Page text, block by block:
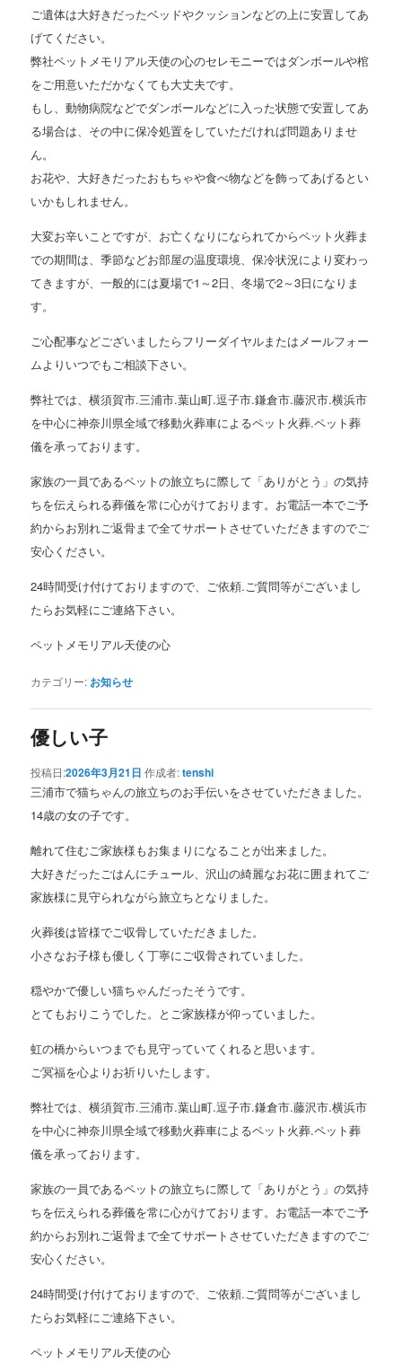
ご遺体は大好きだったベッドやクッションなどの上に安置してあ
げてください。
弊社ペットメモリアル天使の心のセレモニーではダンボールや棺
をご用意いただかなくても大丈夫です。
もし、動物病院などでダンボールなどに入った状態で安置してあ
る場合は、その中に保冷処置をしていただければ問題ありませ
ん。
お花や、大好きだったおもちゃや食べ物などを飾ってあげるとい
いかもしれません。
大変お辛いことですが、お亡くなりになられてからペット火葬ま
での期間は、季節などお部屋の温度環境、保冷状況により変わっ
てきますが、一般的には夏場で1～2日、冬場で2～3日になりま
す。
ご心配事などございましたらフリーダイヤルまたはメールフォー
ムよりいつでもご相談下さい。
弊社では、横須賀市.三浦市.葉山町.逗子市.鎌倉市.藤沢市.横浜市
を中心に神奈川県全域で移動火葬車によるペット火葬.ペット葬
儀を承っております。
家族の一員であるペットの旅立ちに際して「ありがとう」の気持
ちを伝えられる葬儀を常に心がけております。お電話一本でご予
約からお別れご返骨まで全てサポートさせていただきますのでご
安心ください。
24時間受け付けておりますので、ご依頼.ご質問等がございまし
たらお気軽にご連絡下さい。
ペットメモリアル天使の心
カテゴリー: お知らせ
優しい子
投稿日:2026年3月21日 作成者:tenshi
三浦市で猫ちゃんの旅立ちのお手伝いをさせていただきました。
14歳の女の子です。
離れて住むご家族様もお集まりになることが出来ました。
大好きだったごはんにチュール、沢山の綺麗なお花に囲まれてご
家族様に見守られながら旅立ちとなりました。
火葬後は皆様でご収骨していただきました。
小さなお子様も優しく丁寧にご収骨されていました。
穏やかで優しい猫ちゃんだったそうです。
とてもおりこうでした。とご家族様が仰っていました。
虹の橋からいつまでも見守っていてくれると思います。
ご冥福を心よりお祈りいたします。
弊社では、横須賀市.三浦市.葉山町.逗子市.鎌倉市.藤沢市.横浜市
を中心に神奈川県全域で移動火葬車によるペット火葬.ペット葬
儀を承っております。
家族の一員であるペットの旅立ちに際して「ありがとう」の気持
ちを伝えられる葬儀を常に心がけております。お電話一本でご予
約からお別れご返骨まで全てサポートさせていただきますのでご
安心ください。
24時間受け付けておりますので、ご依頼.ご質問等がございまし
たらお気軽にご連絡下さい。
ペットメモリアル天使の心